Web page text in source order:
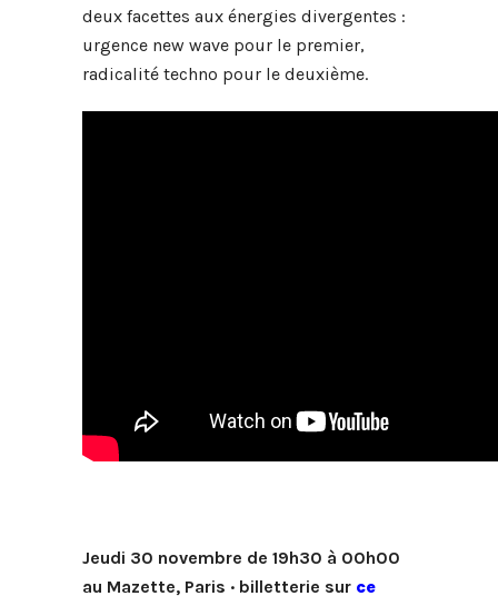
deux facettes aux énergies divergentes :
urgence new wave pour le premier,
radicalité techno pour le deuxième.
Jeudi 30 novembre de 19h30 à 00h00
au Mazette, Paris · billetterie sur ce